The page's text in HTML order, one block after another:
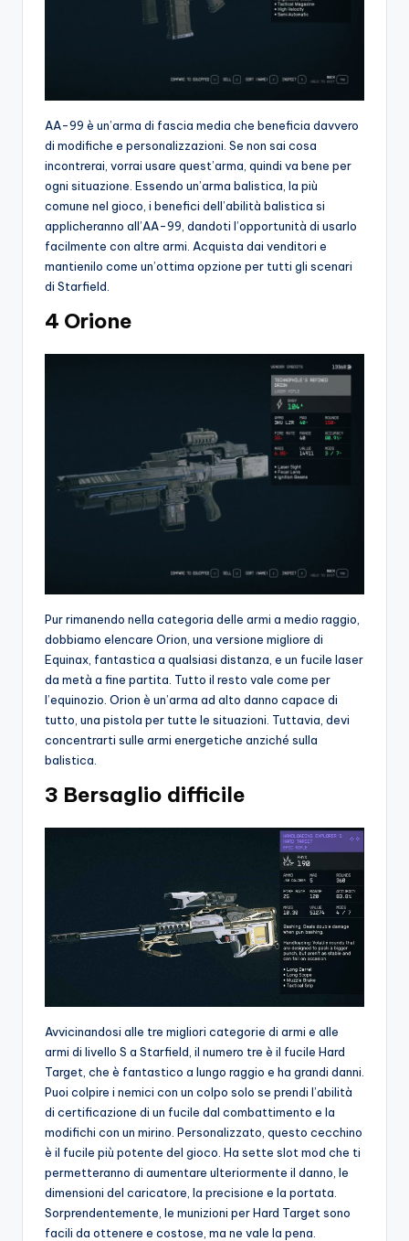
AA-99 è un’arma di fascia media che beneficia davvero
di modifiche e personalizzazioni. Se non sai cosa
incontrerai, vorrai usare quest’arma, quindi va bene per
ogni situazione. Essendo un’arma balistica, la più
comune nel gioco, i benefici dell’abilità balistica si
applicheranno all’AA-99, dandoti l’opportunità di usarlo
facilmente con altre armi. Acquista dai venditori e
mantienilo come un’ottima opzione per tutti gli scenari
di Starfield.
4 Orione
Pur rimanendo nella categoria delle armi a medio raggio,
dobbiamo elencare Orion, una versione migliore di
Equinax, fantastica a qualsiasi distanza, e un fucile laser
da metà a fine partita. Tutto il resto vale come per
l’equinozio. Orion è un’arma ad alto danno capace di
tutto, una pistola per tutte le situazioni. Tuttavia, devi
concentrarti sulle armi energetiche anziché sulla
balistica.
3 Bersaglio difficile
Avvicinandosi alle tre migliori categorie di armi e alle
armi di livello S a Starfield, il numero tre è il fucile Hard
Target, che è fantastico a lungo raggio e ha grandi danni.
Puoi colpire i nemici con un colpo solo se prendi l’abilità
di certificazione di un fucile dal combattimento e la
modifichi con un mirino. Personalizzato, questo cecchino
è il fucile più potente del gioco. Ha sette slot mod che ti
permetteranno di aumentare ulteriormente il danno, le
dimensioni del caricatore, la precisione e la portata.
Sorprendentemente, le munizioni per Hard Target sono
facili da ottenere e costose, ma ne vale la pena.